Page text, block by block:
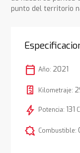
punto del territorio
calendar_today Año: 2021
Kilometraje:
bolt Potencia: 131
comic_bubble Combustible: